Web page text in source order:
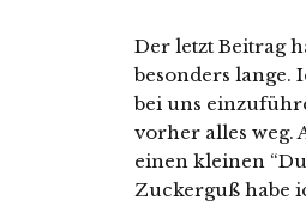
Der letzt Beitrag
besonders lange.
bei uns
vorher alles weg.
einen kleinen
Zuckerguß habe